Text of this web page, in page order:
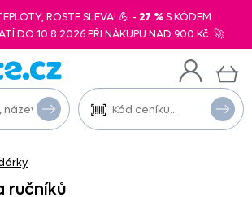
ROSTE SLEVA! 💪 - 27 %S KÓDEM
DO 10.8.2026 PŘI NÁKUPU NAD 900 Kč. 🚀
ručníků